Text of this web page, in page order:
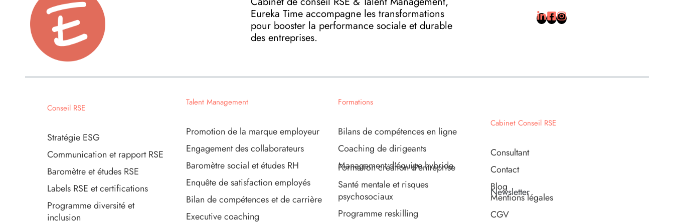
Eureka Time accompagne les transformations
pour booster la performance sociale et durable
des entreprises.
Conseil RSE
Stratégie ESG
Communication et rapport RSE
Baromètre et études RSE
Labels RSE et certifications
Programme diversité et
inclusion
Talent Management
Promotion de la marque employeur
Engagement des collaborateurs
Baromètre social et études RH
Enquête de satisfaction employés
Bilan de compétences et de carrière
Executive coaching
Formations
Bilans de compétences en ligne
Coaching de dirigeants
Management d'équipe hybride
Formation création d'entreprise
Santé mentale et risques
psychosociaux
Programme reskilling
Cabinet Conseil RSE
Consultant
Contact
Blog
Newsletter
Mentions légales
CGV